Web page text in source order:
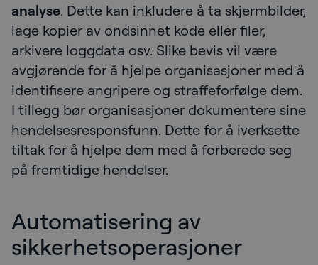
analyse. Dette kan inkludere å ta skjermbilder,
lage kopier av ondsinnet kode eller filer,
arkivere loggdata osv. Slike bevis vil være
avgjørende for å hjelpe organisasjoner med å
identifisere angripere og straffeforfølge dem.
I tillegg bør organisasjoner dokumentere sine
hendelsesresponsfunn. Dette for å iverksette
tiltak for å hjelpe dem med å forberede seg
på fremtidige hendelser.
Automatisering av
sikkerhetsoperasjoner